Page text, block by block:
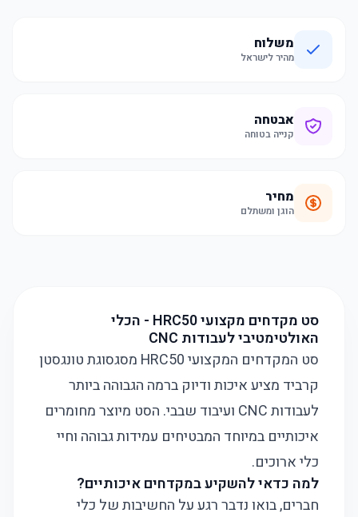
משלוח
מהיר לישראל
אבטחה
קנייה בטוחה
מחיר
הוגן ומשתלם
סט מקדחים מקצועי HRC50 - הכלי
האולטימטיבי לעבודות CNC
סט המקדחים המקצועי HRC50 מסגסוגת טונגסטן
קרביד מציע איכות ודיוק ברמה הגבוהה ביותר
לעבודות CNC ועיבוד שבבי. הסט מיוצר מחומרים
איכותיים במיוחד המבטיחים עמידות גבוהה וחיי
כלי ארוכים.
למה כדאי להשקיע במקדחים איכותיים?
חברים, בואו נדבר רגע על החשיבות של כלי